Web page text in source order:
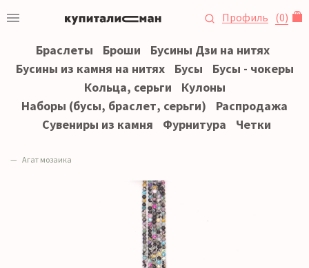
Профиль (0)
Браслеты Броши
Бусины Дзи на нитях
Бусины из камня на нитях
Бусы
Бусы - чокеры
Кольца, серьги
Кулоны
Наборы (бусы, браслет, серьги)
Распродажа
Сувениры из камня
Фурнитура Четки
Агат мозаика